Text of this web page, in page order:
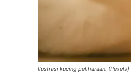
Ilustrasi kucing peliharaan. (Pexels)